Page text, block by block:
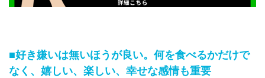
■好き嫌いは無いほうが良い。何を食べるかだけで
なく、嬉しい、楽しい、幸せな感情も重要